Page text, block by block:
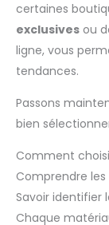
certaines
exclusives ou
ligne, vous
tendances.
Passons
bien
Comment
Comprendre
Savoir identifier
Chaque